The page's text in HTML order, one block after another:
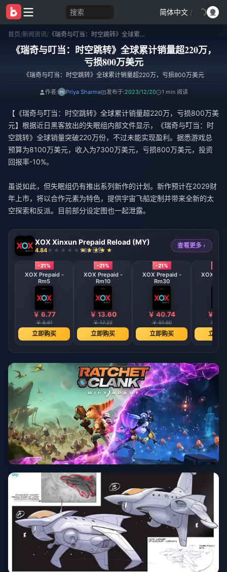
搜索 简体中文 /
首页/新闻资讯/ 《瑞奇与叮当：时空跳转》全球累计销量超220万，亏损800万美元
《瑞奇与叮当：时空跳转》全球累计销量超220万，
亏损800万美元
《瑞奇与叮当：时空跳转》全球累计销量超220万，亏损800万美元
作者: Priya Sharma 发布于:2023/12/20 1 min 阅读
【《瑞奇与叮当：时空跳转》全球累计销量超220万，亏损800万美
元】根据近日黑客放出的失眠组内部文件显示，《瑞奇与叮当：时
空跳转》全球销量突破220万份，不过未能实现盈利。据悉游戏总
预算为8100万美元，收入为7300万美元，亏损800万美元，投资
回报率-10%。
虽说如此，但失眠组仍有推出系列新作的计划。新作预计在2029财
年上市，将以合作元素为特色，提供宇宙飞船定制并带来全新的太
空探索和反派。目前部分设定图也一起泄露。
XOX Xinxun Prepaid Reload (MY)
4.84 988 已售
查看更多 ›
-21%
XOX Prepaid -
Rm5
￥ 6.77
￥ 8.61
立即购买
-21%
XOX Prepaid -
Rm10
￥ 13.60
￥ 17.22
立即购买
-21%
XOX Prepaid -
Rm30
￥ 40.74
￥ 51.60
立即购买
XOX
￥
￥
立即